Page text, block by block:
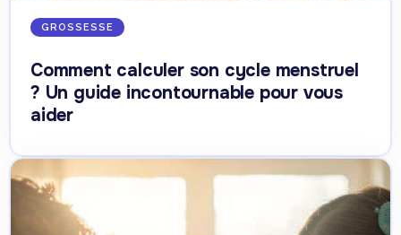
GROSSESSE
Comment calculer son cycle menstruel
? Un guide incontournable pour vous
aider